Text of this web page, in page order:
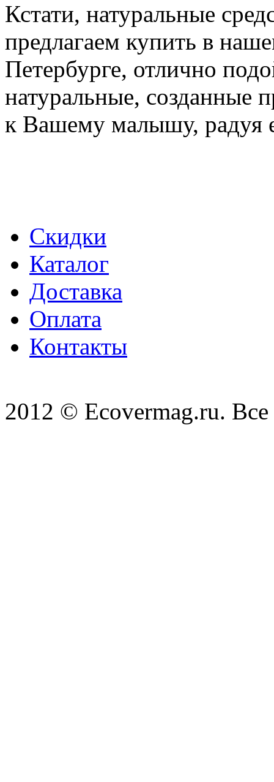
Кстати, натуральные
предлагаем купить в
Петербурге, отлично
натуральные, созданные
к Вашему малышу, радуя
Скидки
Каталог
Доставка
Оплата
Контакты
2012 © Ecovermag.ru.